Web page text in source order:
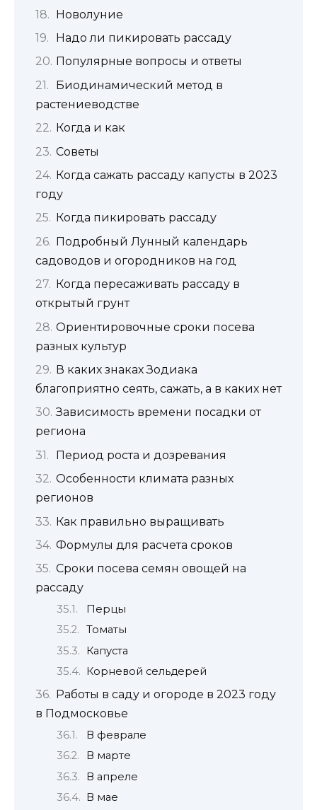
Новолуние
Надо ли пикировать рассаду
Популярные вопросы и ответы
Биодинамический метод в
растениеводстве
Когда и как
Советы
Когда сажать рассаду капусты в 2023
году
Когда пикировать рассаду
Подробный Лунный календарь
садоводов и огородников на год
Когда пересаживать рассаду в
открытый грунт
Ориентировочные сроки посева
разных культур
В каких знаках Зодиака
благоприятно сеять, сажать, а в каких нет
Зависимость времени посадки от
региона
Период роста и дозревания
Особенности климата разных
регионов
Как правильно выращивать
Формулы для расчета сроков
Сроки посева семян овощей на
рассаду
Перцы
Томаты
Капуста
Корневой сельдерей
Работы в саду и огороде в 2023 году
в Подмосковье
В феврале
В марте
В апреле
В мае